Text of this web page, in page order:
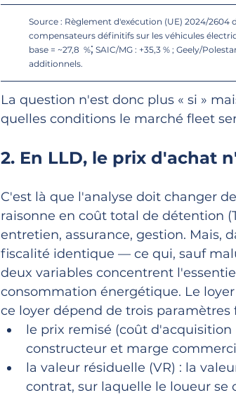
Source : Règlement d'exécution (UE) 2024/
compensateurs définitifs sur les véhicules
base = ~27,8  %; SAIC/MG : +35,3 % ; Geely/
additionnels.
La question n'est donc plus « si »
quelles conditions le marché fleet
2. En LLD, le prix d'achat
C'est là que l'analyse doit changer
raisonne en coût total de détention
entretien, assurance, gestion. Mais,
fiscalité identique — ce qui, sauf
deux variables concentrent
consommation énergétique. Le
ce loyer dépend de trois paramètres
le prix remisé (coût
constructeur et marge
la valeur résiduelle (VR) : la
contrat, sur laquelle le loueur se